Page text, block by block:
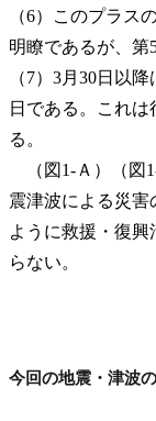
（6）このプラス
明瞭であるが、第
（7）3月30日以
日である。これ
る。
（図1-Ａ）（図
震津波による災
ように救援・復
らない。
今回の地震・津波